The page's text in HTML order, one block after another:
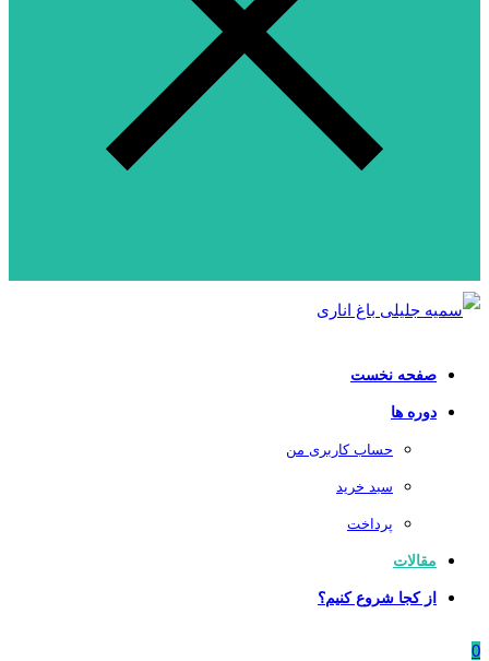
صفحه نخست
دوره ها
حساب کاربری من
سبد خرید
پرداخت
مقالات
از کجا شروع کنیم؟
0